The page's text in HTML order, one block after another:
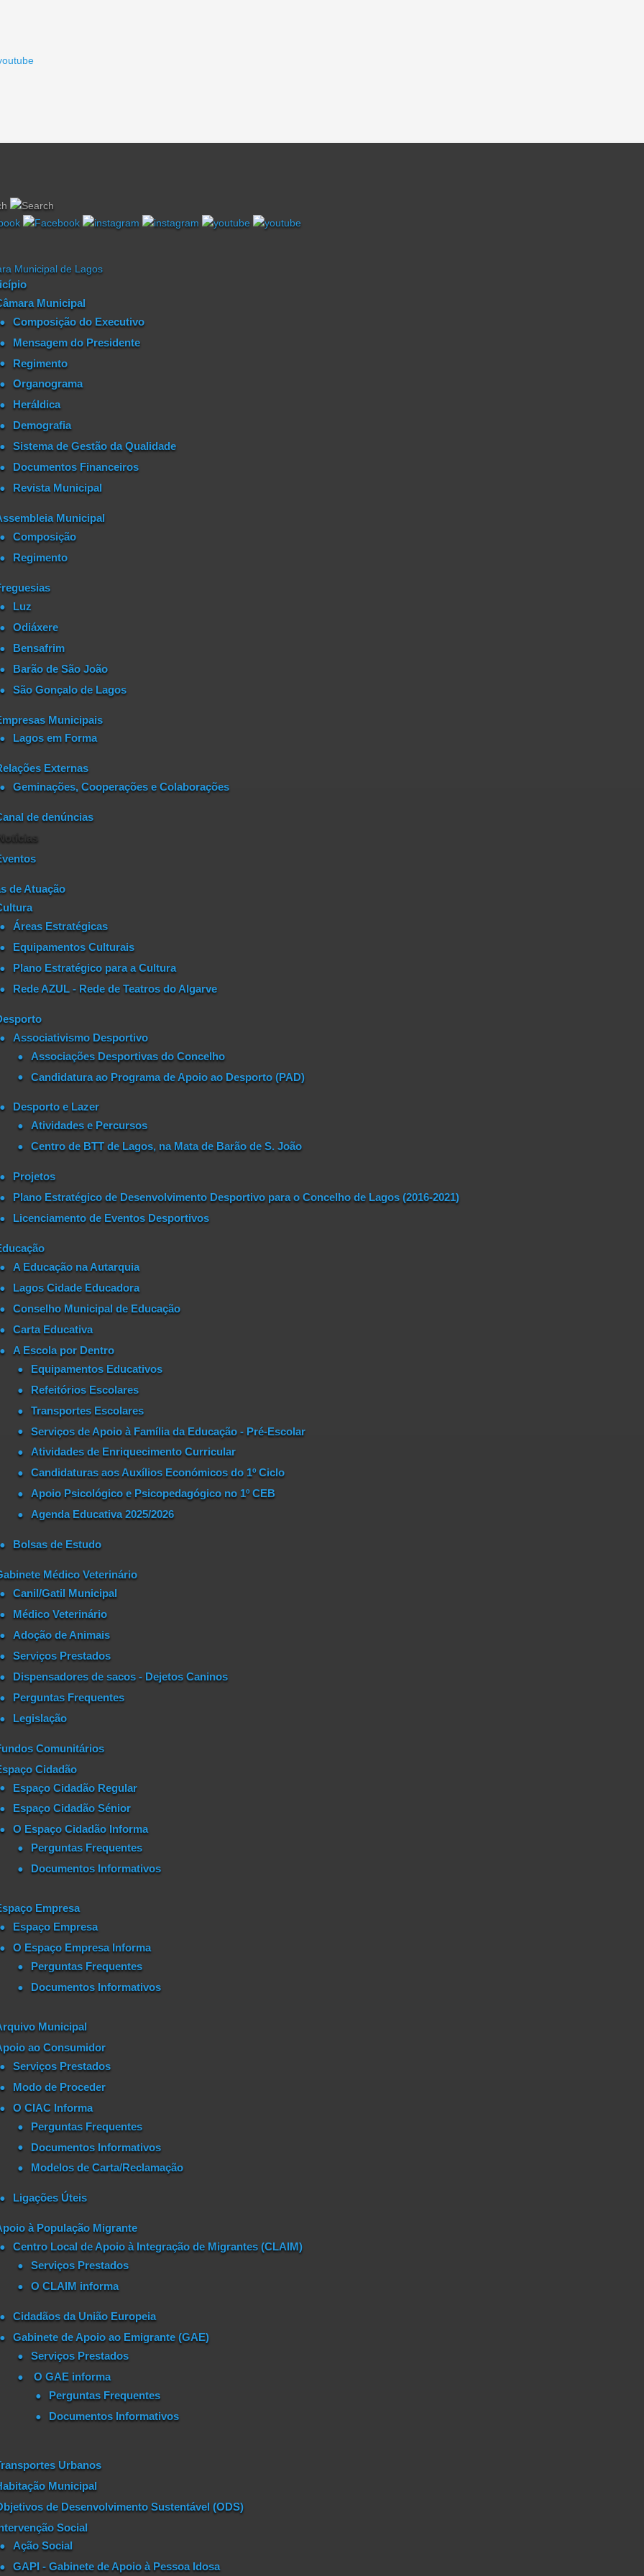
Municipal
Composição do Executivo
Mensagem do Presidente
Regimento
Organograma
Heráldica
Demografia
Sistema de Gestão da Qualidade
Documentos Financeiros
Revista Municipal
Municipal
Composição
Regimento
Luz
Odiáxere
Bensafrim
Barão de São João
São Gonçalo de Lagos
Municipais
Lagos em Forma
Externas
Geminações, Cooperações e Colaborações
de denúncias
de Atuação
Áreas Estratégicas
Equipamentos Culturais
Plano Estratégico para a Cultura
Rede AZUL - Rede de Teatros do Algarve
Associativismo Desportivo
Associações Desportivas do Concelho
Candidatura ao Programa de Apoio ao Desporto (PAD)
Desporto e Lazer
Atividades e Percursos
Centro de BTT de Lagos, na Mata de Barão de S. João
Projetos
Plano Estratégico de Desenvolvimento Desportivo para o Concelho de Lagos (2016-2021)
Licenciamento de Eventos Desportivos
A Educação na Autarquia
Lagos Cidade Educadora
Conselho Municipal de Educação
Carta Educativa
A Escola por Dentro
Equipamentos Educativos
Refeitórios Escolares
Transportes Escolares
Serviços de Apoio à Família da Educação - Pré-Escolar
Atividades de Enriquecimento Curricular
Candidaturas aos Auxílios Económicos do 1º Ciclo
Apoio Psicológico e Psicopedagógico no 1º CEB
Agenda Educativa 2025/2026
Bolsas de Estudo
Médico Veterinário
Canil/Gatil Municipal
Médico Veterinário
Adoção de Animais
Serviços Prestados
Dispensadores de sacos - Dejetos Caninos
Perguntas Frequentes
Legislação
Comunitários
Cidadão
Espaço Cidadão Regular
Espaço Cidadão Sénior
O Espaço Cidadão Informa
Perguntas Frequentes
Documentos Informativos
Empresa
Espaço Empresa
O Espaço Empresa Informa
Perguntas Frequentes
Documentos Informativos
Municipal
ao Consumidor
Serviços Prestados
Modo de Proceder
O CIAC Informa
Perguntas Frequentes
Documentos Informativos
Modelos de Carta/Reclamação
Ligações Úteis
à População Migrante
Centro Local de Apoio à Integração de Migrantes (CLAIM)
Serviços Prestados
O CLAIM informa
Cidadãos da União Europeia
Gabinete de Apoio ao Emigrante (GAE)
Serviços Prestados
O GAE informa
Perguntas Frequentes
Documentos Informativos
Urbanos
Municipal
de Desenvolvimento Sustentável (ODS)
Social
Ação Social
GAPI - Gabinete de Apoio à Pessoa Idosa